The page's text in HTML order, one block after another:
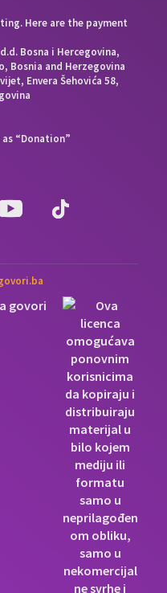
Here are the payment
Bosna i Hercegovina,
Bosnia and Herzegovina
Envera Šehovića 58,
“Donation”
govori